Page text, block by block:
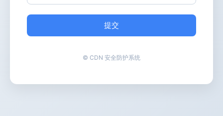
提交
© CDN 安全防护系统